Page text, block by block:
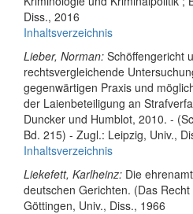
Diss., 2016
Inhaltsverzeichnis
Lieber, Norman: Schöffengericht
rechtsvergleichende
gegenwärtigen Praxis und
der Laienbeteiligung an
Duncker und Humblot, 2010. -
Bd. 215) - Zugl.: Leipzig, Univ.,
Inhaltsverzeichnis
Liekefett, Karlheinz: Die
deutschen Gerichten. (Das
Göttingen, Univ., Diss., 1966